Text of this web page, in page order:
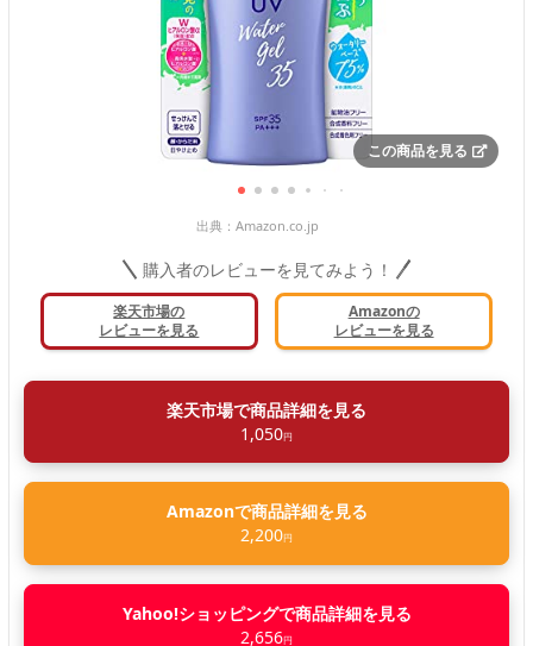
この商品を見る
出典： Amazon.co.jp
購入者のレビューを見てみよう！
楽天市場の
レビューを見る
Amazonの
レビューを見る
楽天市場で商品詳細を見る
1,050円
Amazonで商品詳細を見る
2,200円
Yahoo!ショッピングで商品詳細を見る
2,656円